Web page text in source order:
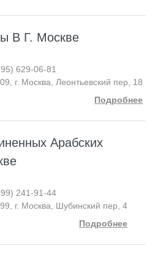
В Г. Москве
629-06-81
г. Москва, Леонтьевский пер, 18
Подробнее
Арабских
241-91-44
г. Москва, Шубинский пер, 4
Подробнее